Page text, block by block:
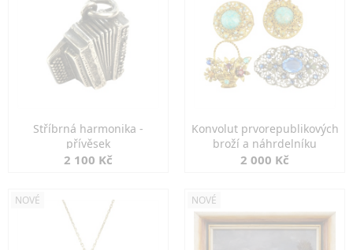
Stříbrná harmonika -
přívěsek
2 100 Kč
Konvolut prvorepublikových
broží a náhrdelníku
2 000 Kč
NOVÉ NOVÉ